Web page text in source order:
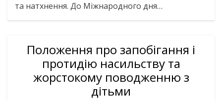
та натхнення. До Міжнародного дня…
Положення про запобігання і
протидію насильству та
жорстокому поводженню з
дітьми